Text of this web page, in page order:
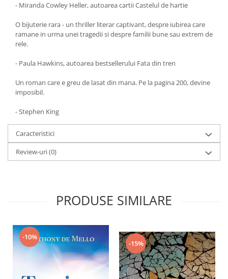
- Miranda Cowley Heller, autoarea cartii Castelul de hartie
O bijuterie rara - un thriller literar captivant, despre iubirea care
ramane in urma unei tragedii si despre familii bune sau extrem de
rele.
- Paula Hawkins, autoarea bestsellerului Fata din tren
Un roman care e greu de lasat din mana. Pe la pagina 200, devine
imposibil.
- Stephen King
Caracteristici
Review-uri(0)
PRODUSE SIMILARE
-10%
-15%